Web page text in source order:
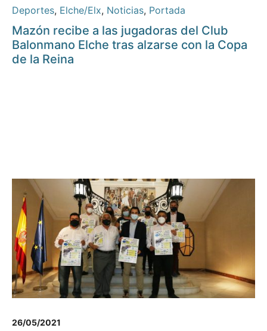
Deportes, Elche/Elx, Noticias, Portada
Mazón recibe a las jugadoras del Club
Balonmano Elche tras alzarse con la Copa
de la Reina
26/05/2021